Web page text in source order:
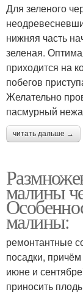
Для зеленого
нижняя часть
зеленая.
приходится на
побегов
Желательно
пасмурный
читать дальше →
малины
малины:
ремонтантные
посадки,
июне и
приносить